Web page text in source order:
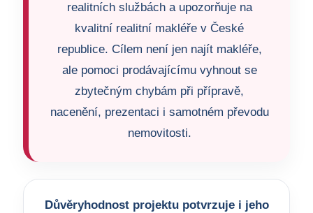
realitních službách a upozorňuje na
kvalitní realitní makléře v České
republice. Cílem není jen najít makléře,
ale pomoci prodávajícímu vyhnout se
zbytečným chybám při přípravě,
nacenění, prezentaci i samotném převodu
nemovitosti.
Důvěryhodnost projektu potvrzuje i jeho